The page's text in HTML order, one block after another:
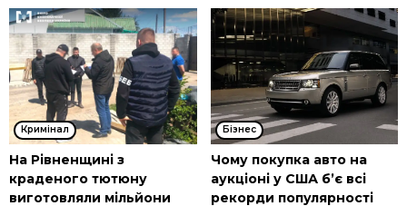
Кримінал
На Рівненщині з
краденого тютюну
виготовляли мільйони
Бізнес
Чому покупка авто на
аукціоні у США б’є всі
рекорди популярності